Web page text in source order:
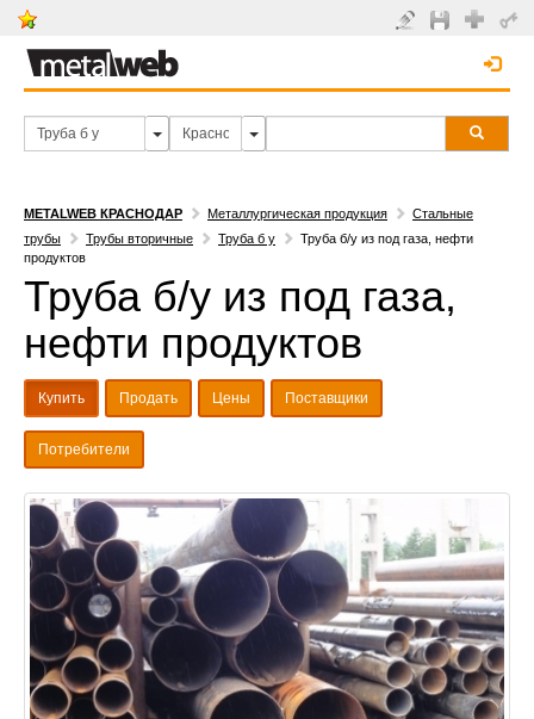
METALWEB КРАСНОДАР Металлургическая продукция
Стальные
трубы
Трубы вторичные Труба б у
Труба б/у из под газа, нефти
продуктов
Труба б/у из под газа,
нефти продуктов
Купить Продать Цены Поставщики
Потребители